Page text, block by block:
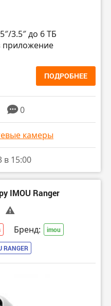
3.5″ до 6 ТБ
приложение
ПОДРОБНЕЕ
0
камеры
в 15:00
IMOU Ranger
Бренд: imou
RANGER